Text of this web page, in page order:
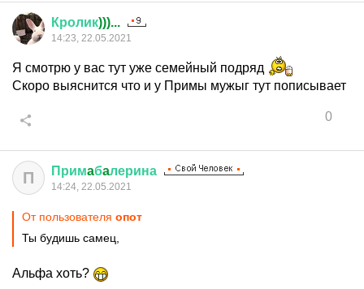
Кролик)))...
14:23, 22.05.2021
Я смотрю у вас тут уже семейный подряд
Скоро выяснится что и у Примы мужыг тут пописывает
0
П Примaбaлерина
14:24, 22.05.2021
От пользователя опот
Ты будишь самец,
Альфа хоть?